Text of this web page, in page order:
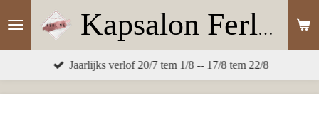
hoofdinhoud
Kapsalon Ferline
Jaarlijks verlof 20/7 tem 1/8 -- 17/8 tem 22/8